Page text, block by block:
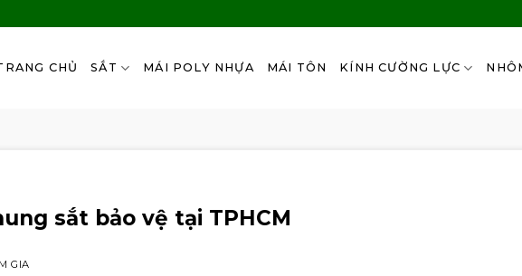
CHỦ SẮT MÁI POLY NHỰA MÁI TÔN KÍNH CƯỜNG LỰC
sắt bảo vệ tại TPHCM
GIA